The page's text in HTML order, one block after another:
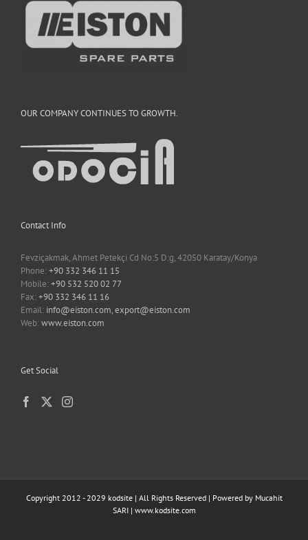
OUR COMPANY CONTINUES TO GROWTH.
Contact Info
Fevziçakmak, Ahmet Petekçi Cd No:5 D:g, 42050 Karatay/Konya
Phone:+90 332 346 11 15
Mobile:+90 532 520 02 77
Fax:+90 332 346 11 16
Email: info@eiston.com, export@eiston.com
Web:www.eiston.com
Get Social
Copyright 2012 - 2029 kodsite | All Rights Reserved | Powered by Mucahit
SARI| www.kodsite.com